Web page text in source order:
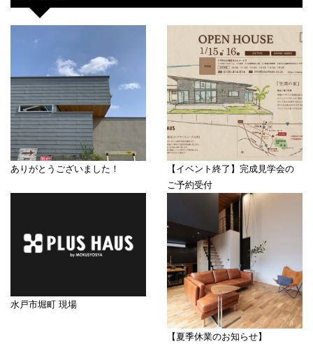
ありがとうございました！
【イベント終了】完成見学会の
ご予約受付
水戸市堀町 現場
【夏季休業のお知らせ】